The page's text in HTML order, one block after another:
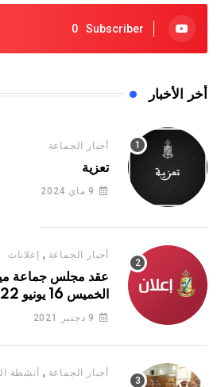
0 Subscriber
أخر الأخبار
أخبار الجماعة
تعزية
9 ماي 2024
أخبار الجماعة , إعلانات
عقد مجلس جماعة
الخميس 16 يونيو 2022
9 دجنبر 2021
أخبار الجماعة , أنشطة